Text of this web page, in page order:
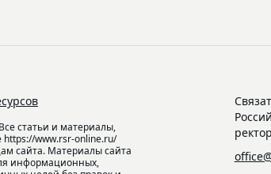
статьи и материалы,
www.rsr-online.ru/
сайта. Материалы сайта
информационных,